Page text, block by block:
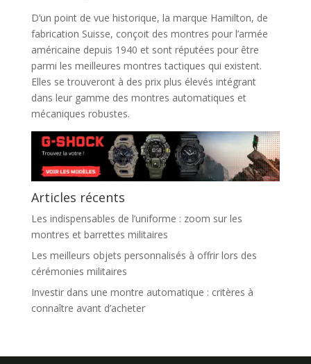
D’un point de vue historique, la marque Hamilton, de
fabrication Suisse, conçoit des montres pour l’armée
américaine depuis 1940 et sont réputées pour être
parmi les meilleures montres tactiques qui existent.
Elles se trouveront à des prix plus élevés intégrant
dans leur gamme des montres automatiques et
mécaniques robustes.
Articles récents
Les indispensables de l’uniforme : zoom sur les
montres et barrettes militaires
Les meilleurs objets personnalisés à offrir lors des
cérémonies militaires
Investir dans une montre automatique : critères à
connaître avant d’acheter